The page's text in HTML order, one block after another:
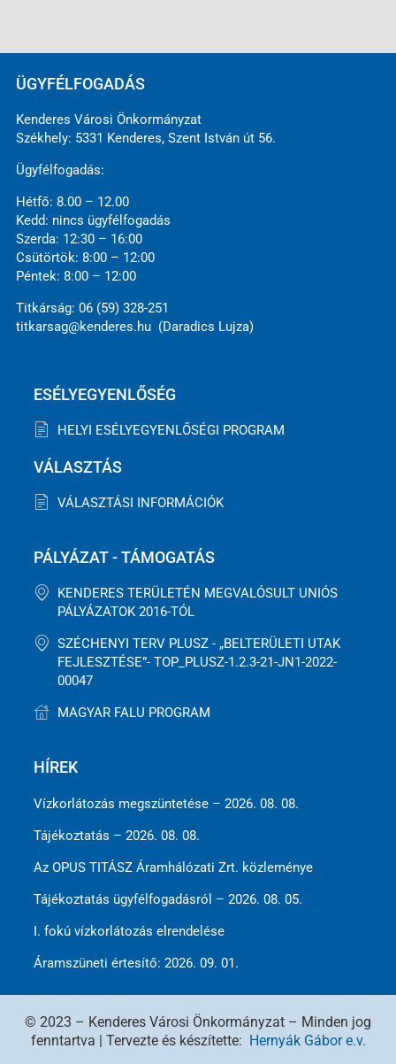
ÜGYFÉLFOGADÁS
Kenderes Városi Önkormányzat
Székhely: 5331 Kenderes, Szent István út 56.
Ügyfélfogadás:
Hétfő: 8.00 – 12.00
Kedd: nincs ügyfélfogadás
Szerda: 12:30 – 16:00
Csütörtök: 8:00 – 12:00
Péntek: 8:00 – 12:00
Titkárság: 06 (59) 328-251
titkarsag@kenderes.hu (Daradics Lujza)
ESÉLYEGYENLŐSÉG
HELYI ESÉLYEGYENLŐSÉGI PROGRAM
VÁLASZTÁS
VÁLASZTÁSI INFORMÁCIÓK
PÁLYÁZAT - TÁMOGATÁS
KENDERES TERÜLETÉN MEGVALÓSULT UNIÓS
PÁLYÁZATOK 2016-TÓL
SZÉCHENYI TERV PLUSZ - „BELTERÜLETI UTAK
FEJLESZTÉSE”- TOP_PLUSZ-1.2.3-21-JN1-2022-
00047
MAGYAR FALU PROGRAM
HÍREK
Vízkorlátozás megszüntetése – 2026. 08. 08.
Tájékoztatás – 2026. 08. 08.
Az OPUS TITÁSZ Áramhálózati Zrt. közleménye
Tájékoztatás ügyfélfogadásról – 2026. 08. 05.
I. fokú vízkorlátozás elrendelése
Áramszüneti értesítő: 2026. 09. 01.
© 2023 – Kenderes Városi Önkormányzat – Minden jog
fenntartva | Tervezte és készítette: Hernyák Gábor e.v.